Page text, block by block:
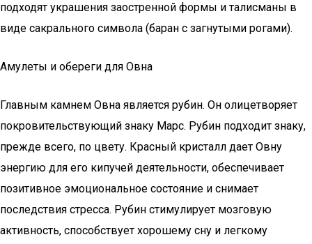
подходят украшения заостренной формы и талисманы в
виде сакрального символа (баран с загнутыми рогами).
Амулеты и обереги для Овна
Главным камнем Овна является рубин. Он олицетворяет
покровительствующий знаку Марс. Рубин подходит знаку,
прежде всего, по цвету. Красный кристалл дает Овну
энергию для его кипучей деятельности, обеспечивает
позитивное эмоциональное состояние и снимает
последствия стресса. Рубин стимулирует мозговую
активность, способствует хорошему сну и легкому